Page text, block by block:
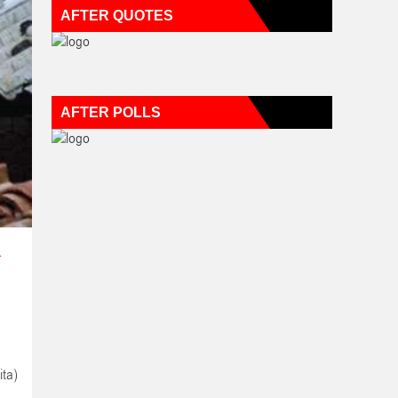
AFTER QUOTES
AFTER POLLS